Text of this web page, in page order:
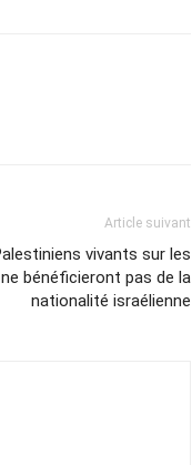
Article suivant
vivants sur les
bénéficieront pas de la
nationalité israélienne